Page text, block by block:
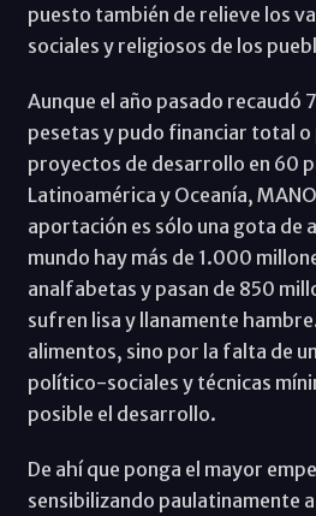
puesto también de relieve los
sociales y religiosos de los
Aunque el año pasado recaudó
pesetas y pudo financiar total
proyectos de desarrollo en 60
Latinoamérica y Oceanía,
aportación es sólo una gota de
mundo hay más de 1.000
analfabetas y pasan de 850
sufren lisa y llanamente
alimentos, sino por la falta de
político-sociales y técnicas
posible el desarrollo.
De ahí que ponga el mayor
sensibilizando paulatinamente